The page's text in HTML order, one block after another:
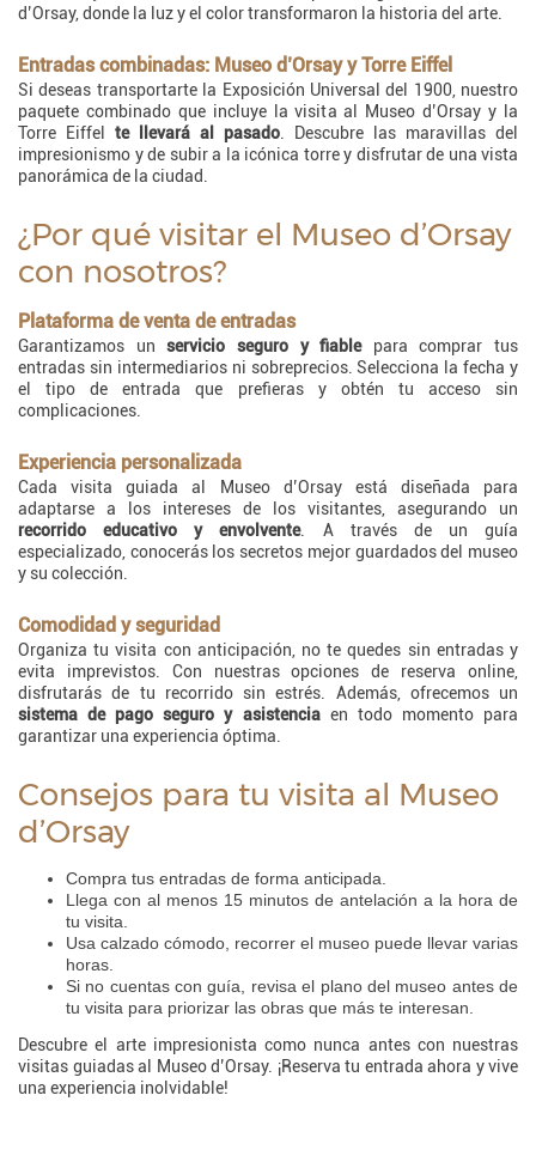
d’Orsay, donde la luz y el color transformaron la historia del arte.
Entradas combinadas: Museo d’Orsay y Torre Eiffel
Si deseas transportarte la Exposición Universal del 1900, nuestro
paquete combinado que incluye la visita al Museo d’Orsay y la
Torre Eiffel te llevará al pasado . Descubre las maravillas del
impresionismo y de subir a la icónica torre y disfrutar de una vista
panorámica de la ciudad.
¿Por qué visitar el Museo d’Orsay
con nosotros?
Plataforma de venta de entradas
Garantizamos unservicio seguro y fiablepara comprar tus
entradas sin intermediarios ni sobreprecios. Selecciona la fecha y
el tipo de entrada que prefieras y obtén tu acceso sin
complicaciones.
Experiencia personalizada
Cada visita guiada al Museo d’Orsay está diseñada para
adaptarse a los intereses de los visitantes, asegurando un
recorrido educativo y envolvente. A través de un guía
especializado, conocerás los secretos mejor guardados del museo
y su colección.
Comodidad y seguridad
Organiza tu visita con anticipación, no te quedes sin entradas y
evita imprevistos. Con nuestras opciones de reserva online,
disfrutarás de tu recorrido sin estrés. Además, ofrecemos un
sistema de pago seguro y asistenciaen todo momento para
garantizar una experiencia óptima.
Consejos para tu visita al Museo
d’Orsay
Compra tus entradas de forma anticipada.
Llega con al menos 15 minutos de antelación a la hora de
tu visita.
Usa calzado cómodo, recorrer el museo puede llevar varias
horas.
Si no cuentas con guía, revisa el plano del museo antes de
tu visita para priorizar las obras que más te interesan.
Descubre el arte impresionista como nunca antes con nuestras
visitas guiadas al Museo d’Orsay. ¡Reserva tu entrada ahora y vive
una experiencia inolvidable!